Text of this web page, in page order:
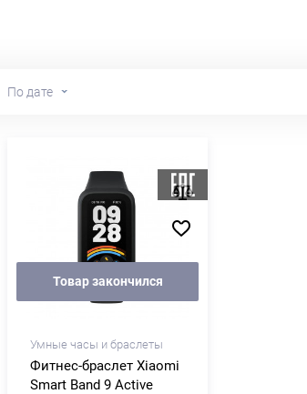
По дате
Товар закончился
Умные часы и браслеты
Фитнес-браслет Xiaomi
Smart Band 9 Active